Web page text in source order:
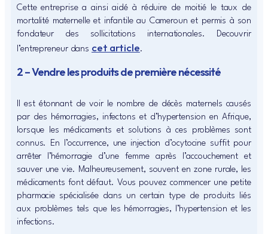
Cette entreprise a ainsi aidé à réduire de moitié le taux de
mortalité maternelle et infantile au Cameroun et permis à son
fondateur des sollicitations internationales. Decouvrir
l’entrepreneur dans cet article.
2 – Vendre les produits de première nécessité
Il est étonnant de voir le nombre de décès maternels causés
par des hémorragies, infectons et d’hypertension en Afrique,
lorsque les médicaments et solutions à ces problèmes sont
connus. En l’occurrence, une injection d’ocytocine suffit pour
arrêter l’hémorragie d’une femme après l’accouchement et
sauver une vie. Malheureusement, souvent en zone rurale, les
médicaments font défaut. Vous pouvez commencer une petite
pharmacie spécialisée dans un certain type de produits liés
aux problèmes tels que les hémorragies, l’hypertension et les
infections.